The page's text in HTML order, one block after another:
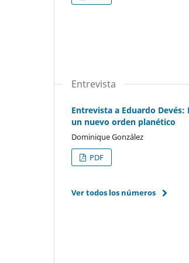
Entrevista
Entrevista a Eduardo
un nuevo orden planético
Dominique González
PDF
Ver todos los números